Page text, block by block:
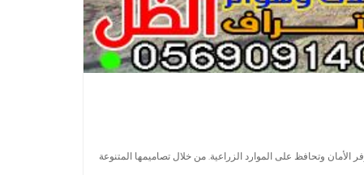
وتحافظ على الموارد الزراعية. من خلال تصاميمها المتنوعة